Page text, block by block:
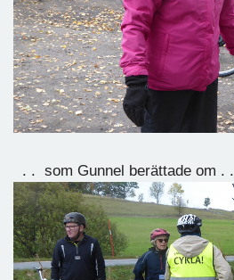
. . som Gunnel berättade om . .